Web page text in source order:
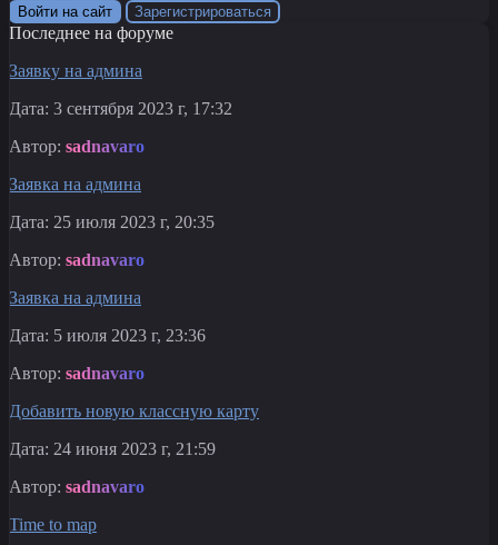
Войти на сайт Зарегистрироваться
Последнее на форуме
Заявку на админа
Дата: 3 сентября 2023 г, 17:32
Автор: sadnavaro
Заявка на админа
Дата: 25 июля 2023 г, 20:35
Автор: sadnavaro
Заявка на админа
Дата: 5 июля 2023 г, 23:36
Автор: sadnavaro
Добавить новую классную карту
Дата: 24 июня 2023 г, 21:59
Автор: sadnavaro
Time to map